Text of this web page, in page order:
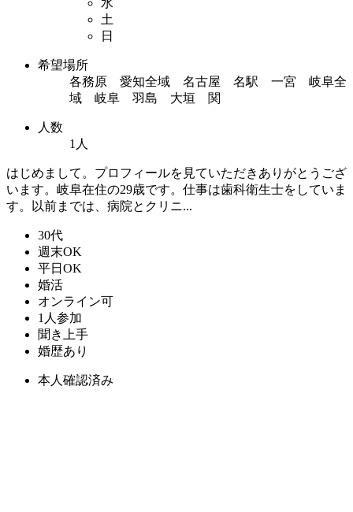
土
日
希望場所
各務原 愛知全域 名古屋 名駅 一宮 岐阜全
域 岐阜 羽島 大垣 関
人数
1人
はじめまして。プロフィールを見ていただきありがとうござ
います。岐阜在住の29歳です。仕事は歯科衛生士をしていま
す。以前までは、病院とクリニ...
30代
週末OK
平日OK
婚活
オンライン可
1人参加
聞き上手
婚歴あり
本人確認済み